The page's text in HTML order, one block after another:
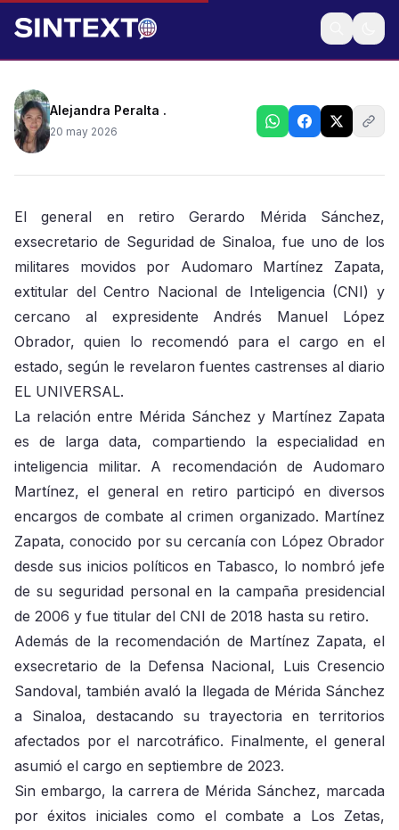
El responsable de Inteligencia en el gobierno de
López Obrador impulsó su nombramiento en Sinaloa
Alejandra Peralta .
20 may 2026
El general en retiro Gerardo Mérida Sánchez,
exsecretario de Seguridad de Sinaloa, fue uno de los
militares movidos por Audomaro Martínez Zapata,
extitular del Centro Nacional de Inteligencia (CNI) y
cercano al expresidente Andrés Manuel López
Obrador, quien lo recomendó para el cargo en el
estado, según le revelaron fuentes castrenses al diario
EL UNIVERSAL.
La relación entre Mérida Sánchez y Martínez Zapata
es de larga data, compartiendo la especialidad en
inteligencia militar. A recomendación de Audomaro
Martínez, el general en retiro participó en diversos
encargos de combate al crimen organizado. Martínez
Zapata, conocido por su cercanía con López Obrador
desde sus inicios políticos en Tabasco, lo nombró jefe
de su seguridad personal en la campaña presidencial
de 2006 y fue titular del CNI de 2018 hasta su retiro.
Además de la recomendación de Martínez Zapata, el
exsecretario de la Defensa Nacional, Luis Cresencio
Sandoval, también avaló la llegada de Mérida Sánchez
a Sinaloa, destacando su trayectoria en territorios
afectados por el narcotráfico. Finalmente, el general
asumió el cargo en septiembre de 2023.
Sin embargo, la carrera de Mérida Sánchez, marcada
por éxitos iniciales como el combate a Los Zetas,